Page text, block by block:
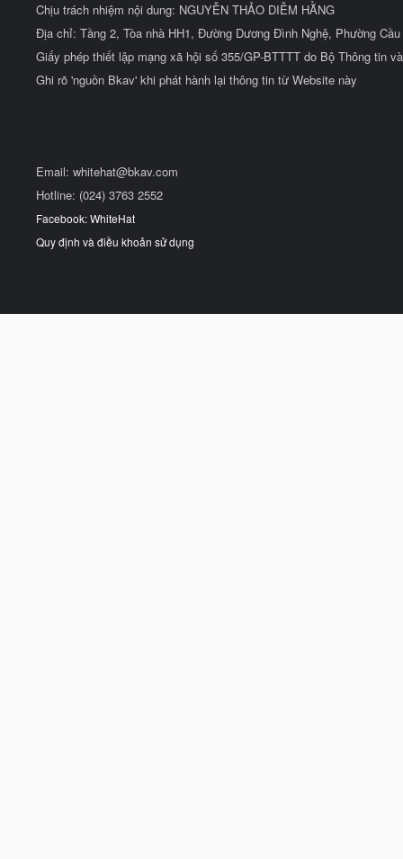
Chịu trách nhiệm nội dung: NGUYỄN THẢO DIỄM HẰNG
Địa chỉ: Tầng 2, Tòa nhà HH1, Đường Dương Đình Nghệ, Phường
Giấy phép thiết lập mạng xã hội số 355/GP-BTTTT do Bộ Thông tin
Ghi rõ 'nguồn Bkav' khi phát hành lại thông tin từ Website này
Email: whitehat@bkav.com
Hotline: (024) 3763 2552
Facebook: WhiteHat
Quy định và điều khoản sử dụng